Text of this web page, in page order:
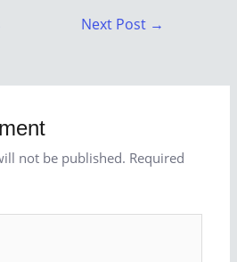
Next Post →
not be published. Required